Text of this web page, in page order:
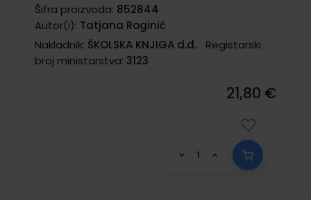
Šifra proizvoda: 852844
Autor(i): Tatjana Roginić
Nakladnik: ŠKOLSKA KNJIGA d.d.
Registarski
broj ministarstva: 3123
21,80 €